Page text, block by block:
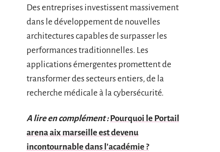
Des entreprises investissent massivement
dans le développement de nouvelles
architectures capables de surpasser les
performances traditionnelles. Les
applications émergentes promettent de
transformer des secteurs entiers, de la
recherche médicale à la cybersécurité.
A lire en complément : Pourquoi le Portail
arena aix marseille est devenu
incontournable dans l'académie ?